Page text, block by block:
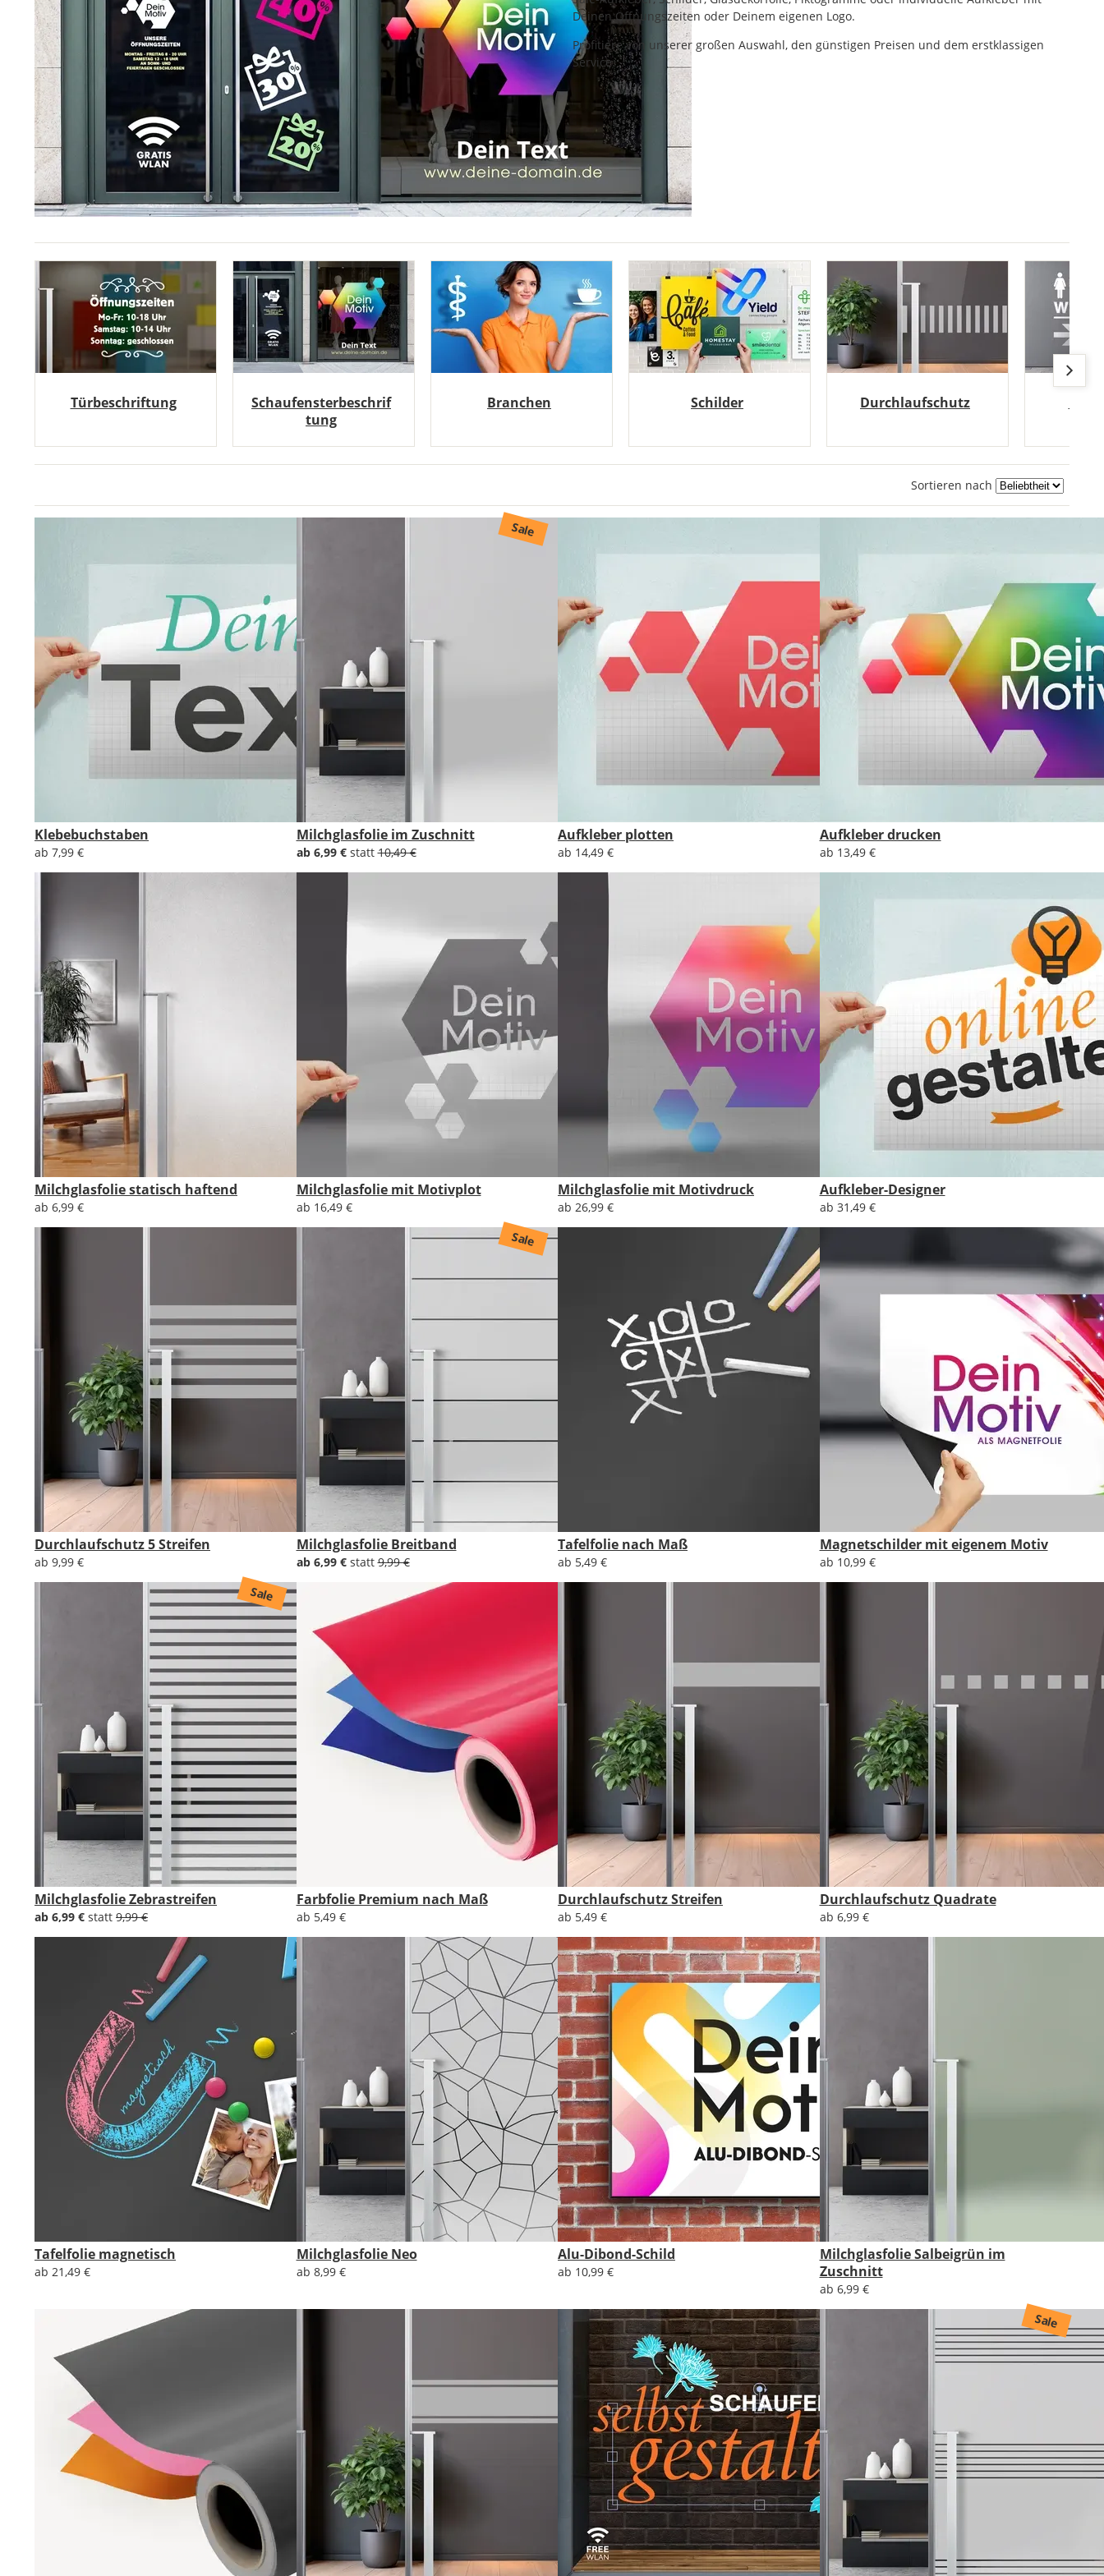
Branchen & Vorlagen
Gewerbe & Kennzeichnung
Deinen Öffnungszeiten oder Deinem eigenen Logo.
Profitiere von unserer großen Auswahl, den günstigen Preisen und dem erstklassigen
Service.
Türbeschriftung
Schaufensterbeschrif
tung
Branchen Schilder Durchlaufschutz
Sortieren nach
Klebebuchstaben
ab 7,99 €
Sale
Milchglasfolie im Zuschnitt
ab 6,99 €statt10,49 €
Aufkleber plotten
ab 14,49 €
Aufkleber drucken
ab 13,49 €
Milchglasfolie statisch haftend
ab 6,99 €
Milchglasfolie mit Motivplot
ab 16,49 €
Milchglasfolie mit Motivdruck
ab 26,99 €
Aufkleber-Designer
ab 31,49 €
Durchlaufschutz 5 Streifen
ab 9,99 €
Sale
Milchglasfolie Breitband
ab 6,99 €statt9,99 €
Tafelfolie nach Maß
ab 5,49 €
Magnetschilder mit eigenem Motiv
ab 10,99 €
Sale
Milchglasfolie Zebrastreifen
ab 6,99 € statt 9,99 €
Farbfolie Premium nach Maß
ab 5,49 €
Durchlaufschutz Streifen
ab 5,49 €
Durchlaufschutz Quadrate
ab 6,99 €
Tafelfolie magnetisch
ab 21,49 €
Milchglasfolie Neo
ab 8,99 €
Alu-Dibond-Schild
ab 10,99 €
Milchglasfolie Salbeigrün im
Zuschnitt
ab 6,99 €
Sale